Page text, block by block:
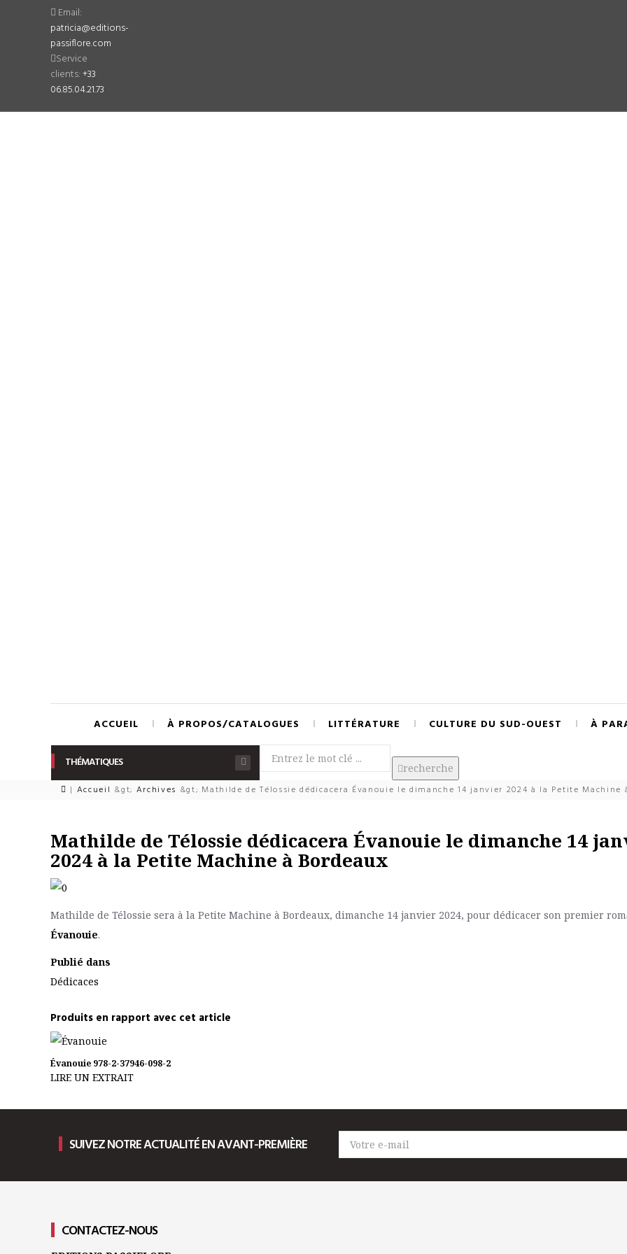
Email:
patricia@editions-
passiflore.com
Service
clients:+33
06.85.04.21.73
ACCUEIL À PROPOS/CATALOGUES LITTÉRATURE CULTURE DU SUD-OUEST À
THÉMATIQUES recherche
| Accueil &gt; Archives &gt; Mathilde de Télossie dédicacera Évanouie le dimanche 14 janvier 2024 à la Petite Machine
Mathilde de Télossie dédicacera Évanouie le dimanche 14
2024 à la Petite Machine à Bordeaux
Mathilde de Télossie sera à la Petite Machine à Bordeaux, dimanche 14 janvier 2024, pour dédicacer son premier
Évanouie.
Publié dans
Dédicaces
Produits en rapport avec cet article
Évanouie 978-2-37946-098-2
LIRE UN EXTRAIT
SUIVEZ NOTRE ACTUALITÉ EN AVANT-PREMIÈRE
CONTACTEZ-NOUS